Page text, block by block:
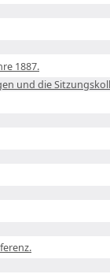
1887.
und die